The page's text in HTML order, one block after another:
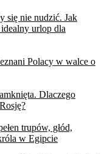
się nie nudzić. Jak
urlop dla
Polacy w walce o
Dlaczego
trupów, głód,
w Egipcie